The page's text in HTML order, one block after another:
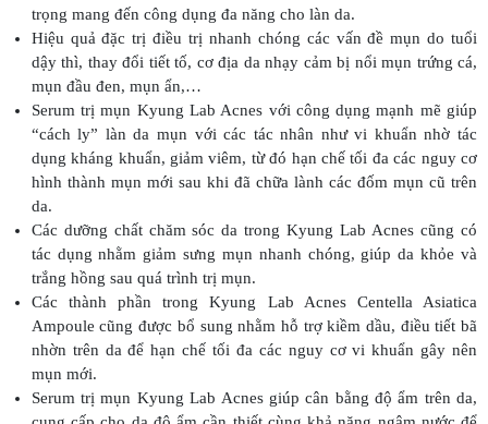
trọng mang đến công dụng đa năng cho làn da.
Hiệu quả đặc trị điều trị nhanh chóng các vấn đề mụn do tuổi
dậy thì, thay đổi tiết tố, cơ địa da nhạy cảm bị nổi mụn trứng cá,
mụn đầu đen, mụn ẩn,…
Serum trị mụn Kyung Lab Acnes với công dụng mạnh mẽ giúp
“cách ly” làn da mụn với các tác nhân như vi khuẩn nhờ tác
dụng kháng khuẩn, giảm viêm, từ đó hạn chế tối đa các nguy cơ
hình thành mụn mới sau khi đã chữa lành các đốm mụn cũ trên
da.
Các dưỡng chất chăm sóc da trong Kyung Lab Acnes cũng có
tác dụng nhằm giảm sưng mụn nhanh chóng, giúp da khỏe và
trắng hồng sau quá trình trị mụn.
Các thành phần trong Kyung Lab Acnes Centella Asiatica
Ampoule cũng được bổ sung nhằm hỗ trợ kiềm dầu, điều tiết bã
nhờn trên da để hạn chế tối đa các nguy cơ vi khuẩn gây nên
mụn mới.
Serum trị mụn Kyung Lab Acnes giúp cân bằng độ ẩm trên da,